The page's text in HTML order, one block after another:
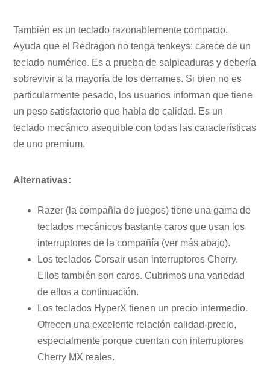
También es un teclado razonablemente compacto.
Ayuda que el Redragon no tenga tenkeys: carece de un
teclado numérico. Es a prueba de salpicaduras y debería
sobrevivir a la mayoría de los derrames. Si bien no es
particularmente pesado, los usuarios informan que tiene
un peso satisfactorio que habla de calidad. Es un
teclado mecánico asequible con todas las características
de uno premium.
Alternativas:
Razer (la compañía de juegos) tiene una gama de
teclados mecánicos bastante caros que usan los
interruptores de la compañía (ver más abajo).
Los teclados Corsair usan interruptores Cherry.
Ellos también son caros. Cubrimos una variedad
de ellos a continuación.
Los teclados HyperX tienen un precio intermedio.
Ofrecen una excelente relación calidad-precio,
especialmente porque cuentan con interruptores
Cherry MX reales.